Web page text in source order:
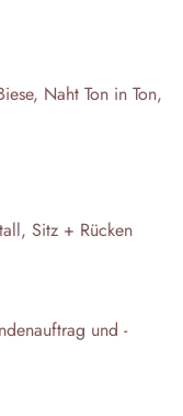
Naht Ton in Ton,
Sitz + Rücken
und -